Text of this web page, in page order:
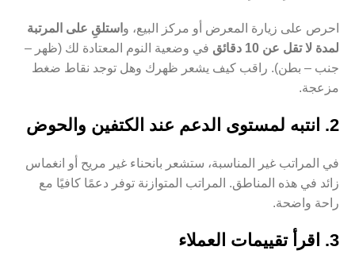
احرص على زيارة المعرض أو مركز البيع، و استلقِ على المرتبة
لمدة لا تقل عن 10 دقائق
في وضعية النوم المعتادة لك (ظهر –
جنب – بطن). راقب كيف يشعر ظهرك وهل توجد نقاط ضغط
مزعجة.
2. انتبه لمستوى الدعم عند الكتفين والحوض
في المراتب غير المناسبة، ستشعر بانحناء غير مريح أو انغماس
زائد في هذه المناطق. المراتب المتوازنة توفر دعمًا كافيًا مع
راحة واضحة.
3. اقرأ تقييمات العملاء